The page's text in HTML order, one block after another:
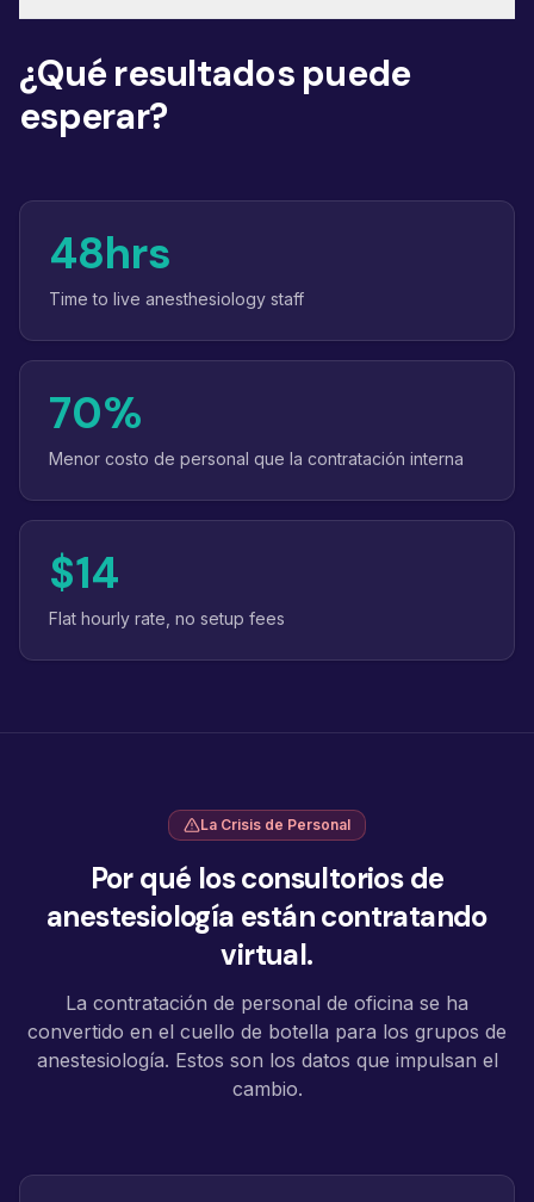
¿Qué resultados puede
esperar?
48hrs
Time to live anesthesiology staff
70%
Menor costo de personal que la contratación interna
$14
Flat hourly rate, no setup fees
La Crisis de Personal
Por qué los consultorios de
anestesiología están contratando
virtual.
La contratación de personal de oficina se ha
convertido en el cuello de botella para los grupos de
anestesiología. Estos son los datos que impulsan el
cambio.